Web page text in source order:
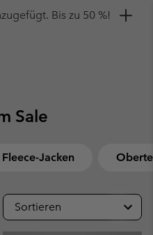
Gutschein
Sale
Fleece-Jacken
Sortieren